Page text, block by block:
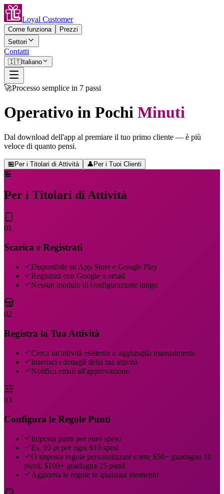
Loyal Customer
Come funziona
Prezzi
Settori
Contatti
🇮🇹Italiano
🚀Processo semplice in 7 passi
Operativo in Pochi Minuti
Dal download dell'app al premiare il tuo primo cliente — è più
veloce di quanto pensi.
🏪 Per i Titolari di Attività 👤 Per i Tuoi Clienti
🏪
Per i Titolari di Attività
01
Scarica e Registrati
Disponibile su App Store e Google Play
Registrati con Google o email
Nessun modulo di configurazione lungo
02
Registra la Tua Attività
Cerca un'attività esistente o aggiungila manualmente
Inserisci i dettagli della tua attività
Notifica email all'approvazione
03
Configura le Regole Punti
Imposta punti per euro speso
Es. 10 pt per ogni $10 spesi
O imposta regole personalizzate come $50+ guadagna 10
punti, $100+ guadagna 25 punti
Aggiorna le regole in qualsiasi momento